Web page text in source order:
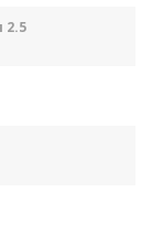
2.5